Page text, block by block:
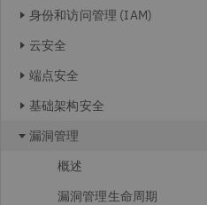
身份和访问管理 (IAM)
云安全
端点安全
基础架构安全
漏洞管理
概述
漏洞管理生命周期